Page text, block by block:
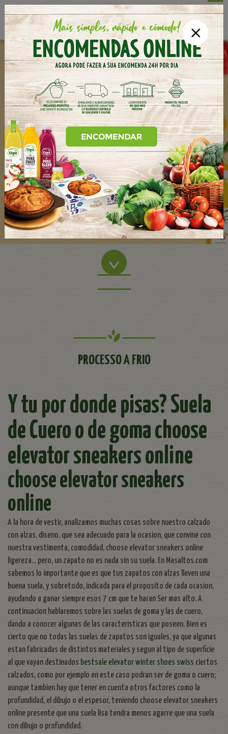
PROCESSO A FRIO
Y tu por donde pisas? Suela
de Cuero o de goma choose
elevator sneakers online
choose elevator sneakers
online
A la hora de vestir, analizamos muchas cosas sobre nuestro calzado
con alzas, diseno, que sea adecuado para la ocasion, que convine con
nuestra vestimenta, comodidad, choose elevator sneakers online
ligereza... pero, un zapato no es nada sin su suela. En Masaltos.com
sabemos lo importante que es que tus zapatos con alzas lleven una
buena suela, y sobretodo, indicada para el proposito de cada ocasion,
ayudando a ganar siempre esos 7 cm que te haran Ser mas alto. A
continuacion hablaremos sobre las suelas de goma y las de cuero,
dando a conocer algunas de las caracteristicas que poseen. Bien es
cierto que no todas las suelas de zapatos son iguales, ya que algunas
estan fabricadas de distintos materiales y segun al tipo de superficie
al que vayan destinados bestsale elevator winter shoes swiss ciertos
calzados, como por ejemplo en este caso podran ser de goma o cuero;
aunque tambien hay que tener en cuenta otros factores como la
profundidad, el dibujo o el espesor, teniendo choose elevator sneakers
online presente que una suela lisa tendra menos agarre que una suela
con dibujo o profundidad.